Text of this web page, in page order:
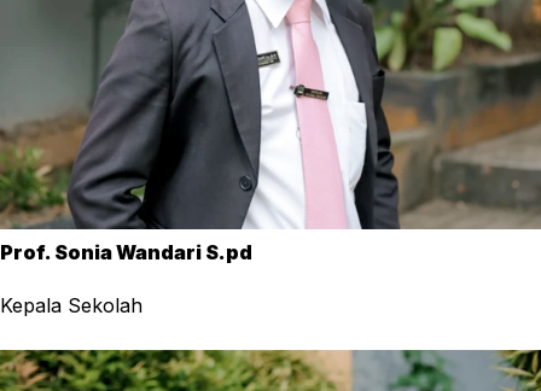
Prof. Sonia Wandari S.pd
Kepala Sekolah